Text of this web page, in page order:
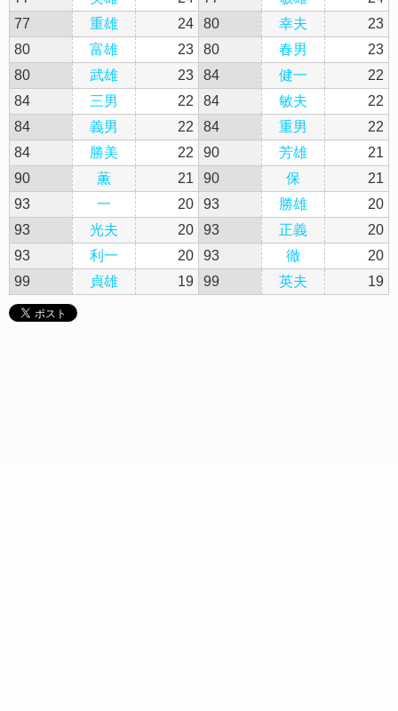
77
重雄 24 80 幸夫
23
80
富雄 23 80 春男
23
80
武雄 23 84 健一
22
84
三男 22 84 敏夫
22
84
義男 22 84 重男
22
84
勝美 22 90 芳雄
21
90
薫 21 90 保
21
93
一 20 93 勝雄
20
93
光夫 20 93 正義
20
93
利一 20 93 徹
20
99
貞雄 19 99 英夫 19